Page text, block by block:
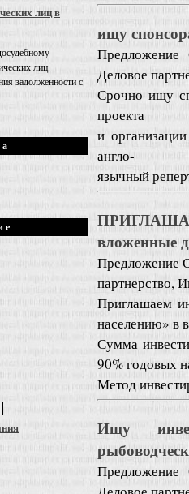
лиц в
лиц.
задолженности с
ищу
Предложение
Деловое
Срочно ищу
проекта
и
англо-
язычный
вложенные
Предложение
партнерство,
Приглашаем
населению» в
Сумма
90% годовых
Метод
Ищу
Предложение